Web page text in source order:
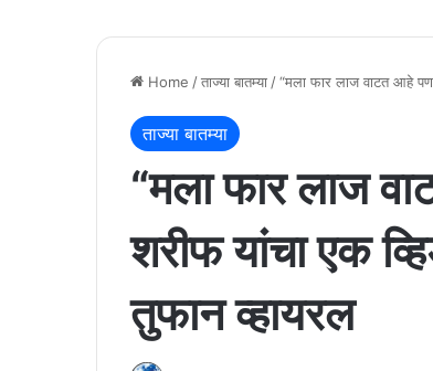
Home /ताज्या बातम्या /“मला फार लाज वाटत आहे पण
ताज्या बातम्या
“मला फार लाज
शरीफ यांचा एक
तुफान व्हायरल